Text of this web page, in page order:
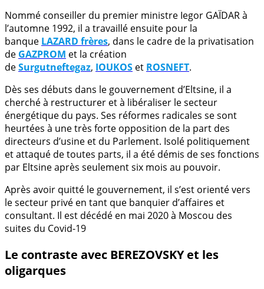
Nommé conseiller du premier ministre Iegor GAÏDAR à
l’automne 1992, il a travaillé ensuite pour la
banque LAZARD frères, dans le cadre de la privatisation
de GAZPROM et la création
deSurgutneftegaz, IOUKOS et ROSNEFT.
Dès ses débuts dans le gouvernement d’Eltsine, il a
cherché à restructurer et à libéraliser le secteur
énergétique du pays. Ses réformes radicales se sont
heurtées à une très forte opposition de la part des
directeurs d’usine et du Parlement. Isolé politiquement
et attaqué de toutes parts, il a été démis de ses fonctions
par Eltsine après seulement six mois au pouvoir.
Après avoir quitté le gouvernement, il s’est orienté vers
le secteur privé en tant que banquier d’affaires et
consultant. Il est décédé en mai 2020 à Moscou des
suites du Covid-19
Le contraste avec BEREZOVSKY et les
oligarques